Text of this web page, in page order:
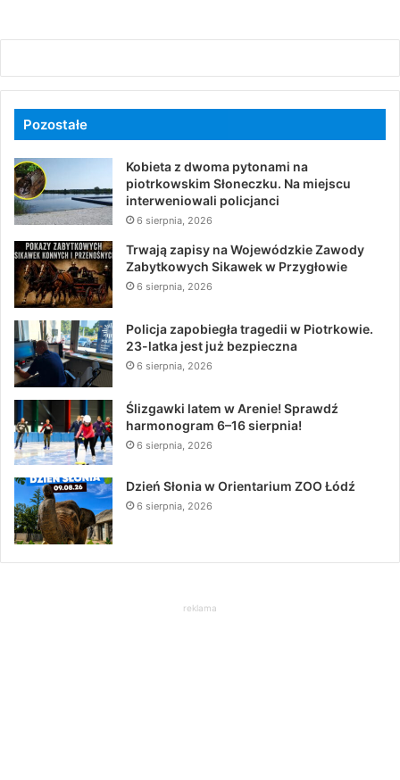
Pozostałe
Kobieta z dwoma pytonami na
piotrkowskim Słoneczku. Na miejscu
interweniowali policjanci
6 sierpnia, 2026
Trwają zapisy na Wojewódzkie Zawody
Zabytkowych Sikawek w Przygłowie
6 sierpnia, 2026
Policja zapobiegła tragedii w Piotrkowie.
23-latka jest już bezpieczna
6 sierpnia, 2026
Ślizgawki latem w Arenie! Sprawdź
harmonogram 6–16 sierpnia!
6 sierpnia, 2026
Dzień Słonia w Orientarium ZOO Łódź
6 sierpnia, 2026
reklama